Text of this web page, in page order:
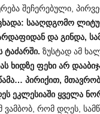
შეჩერებული,
: სააღდგომო
და გინდა,
ტაძარში. ზუსტად ამ
ხიდზე ფეხი არ
… პირიქით,
ეკლესიაში ყველა
ვამბობ, რომ დღეს,